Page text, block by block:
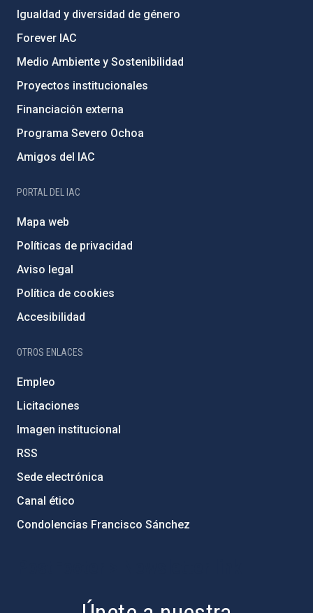
Igualdad y diversidad de género
Forever IAC
Medio Ambiente y Sostenibilidad
Proyectos institucionales
Financiación externa
Programa Severo Ochoa
Amigos del IAC
PORTAL DEL IAC
Mapa web
Políticas de privacidad
Aviso legal
Política de cookies
Accesibilidad
OTROS ENLACES
Empleo
Licitaciones
Imagen institucional
RSS
Sede electrónica
Canal ético
Condolencias Francisco Sánchez